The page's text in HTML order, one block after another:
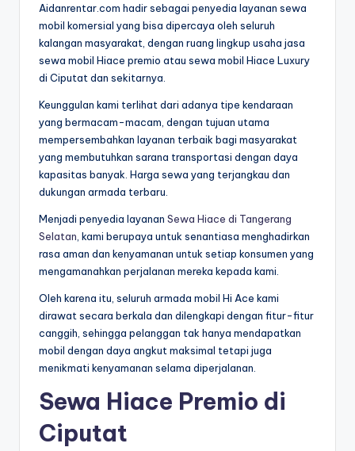
Aidanrentar.com hadir sebagai penyedia layanan sewa
mobil komersial yang bisa dipercaya oleh seluruh
kalangan masyarakat, dengan ruang lingkup usaha jasa
sewa mobil Hiace premio atau sewa mobil Hiace Luxury
di Ciputat dan sekitarnya.
Keunggulan kami terlihat dari adanya tipe kendaraan
yang bermacam-macam, dengan tujuan utama
mempersembahkan layanan terbaik bagi masyarakat
yang membutuhkan sarana transportasi dengan daya
kapasitas banyak. Harga sewa yang terjangkau dan
dukungan armada terbaru.
Menjadi penyedia layanan Sewa Hiace di Tangerang
Selatan , kami berupaya untuk senantiasa menghadirkan
rasa aman dan kenyamanan untuk setiap konsumen yang
mengamanahkan perjalanan mereka kepada kami.
Oleh karena itu, seluruh armada mobil Hi Ace kami
dirawat secara berkala dan dilengkapi dengan fitur-fitur
canggih, sehingga pelanggan tak hanya mendapatkan
mobil dengan daya angkut maksimal tetapi juga
menikmati kenyamanan selama diperjalanan.
Sewa Hiace Premio di
Ciputat